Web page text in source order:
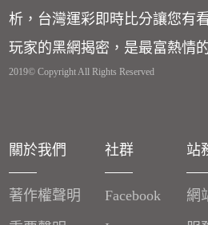
析，台灣運彩即時比分讓您有
玩家的黑網揭密，是最富熱情
2019© Copyright All Rights Reserved
關於我們
著作權聲明
社群
Facebook
站
網